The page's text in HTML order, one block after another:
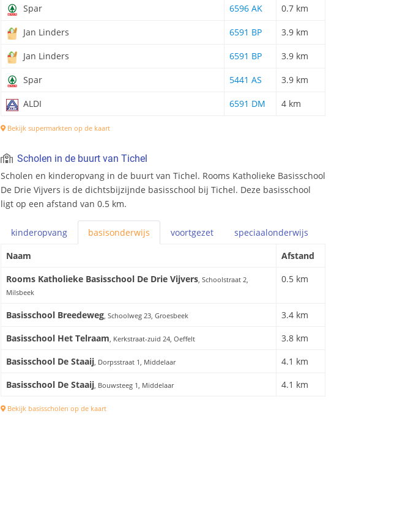
Spar
6596 AK 0.7 km
Jan Linders 6591 BP 3.9 km
Jan Linders 6591 BP 3.9 km
Spar 5441 AS 3.9 km
ALDI 6591 DM 4 km
Bekijk supermarkten op de kaart
Scholen in de buurt van Tichel
Scholen en kinderopvang in de buurt van Tichel. Rooms Katholieke Basisschool
De Drie Vijvers is de dichtsbijzijnde basisschool bij Tichel. Deze basisschool
ligt op een afstand van 0.5 km.
kinderopvang basisonderwijs voortgezet speciaalonderwijs
Naam
Afstand
Rooms Katholieke Basisschool De Drie Vijvers, Schoolstraat 2,
Milsbeek
0.5 km
Basisschool Breedeweg, Schoolweg 23, Groesbeek
3.4 km
Basisschool Het Telraam, Kerkstraat-zuid 24, Oeffelt
3.8 km
Basisschool De Staaij, Dorpsstraat 1, Middelaar
4.1 km
Basisschool De Staaij, Bouwsteeg 1, Middelaar 4.1 km
Bekijk basisscholen op de kaart